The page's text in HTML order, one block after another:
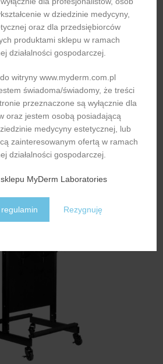
w dziedzinie medycyny,
oraz dla przedsiębiorców
produktami sklepu w ramach
działalności gospodarczej.
witryny www.myderm.com.pl
świadoma/świadomy, że treści
przeznaczone są wyłącznie dla
oraz jestem osobą posiadającą
medycyny estetycznej, lub
zainteresowanym ofertą w ramach
działalności gospodarczej.
MyDerm Laboratories
Rezygnuję
z umywalką Gabbiano B085 szara
z umywalką Gabbiano B085 szara
Fryzjerstwo Meble fryzjerskie
kosmetyka i fryzjerstwo
4.477,97
mobilna dwustronna Gabbiano RA-